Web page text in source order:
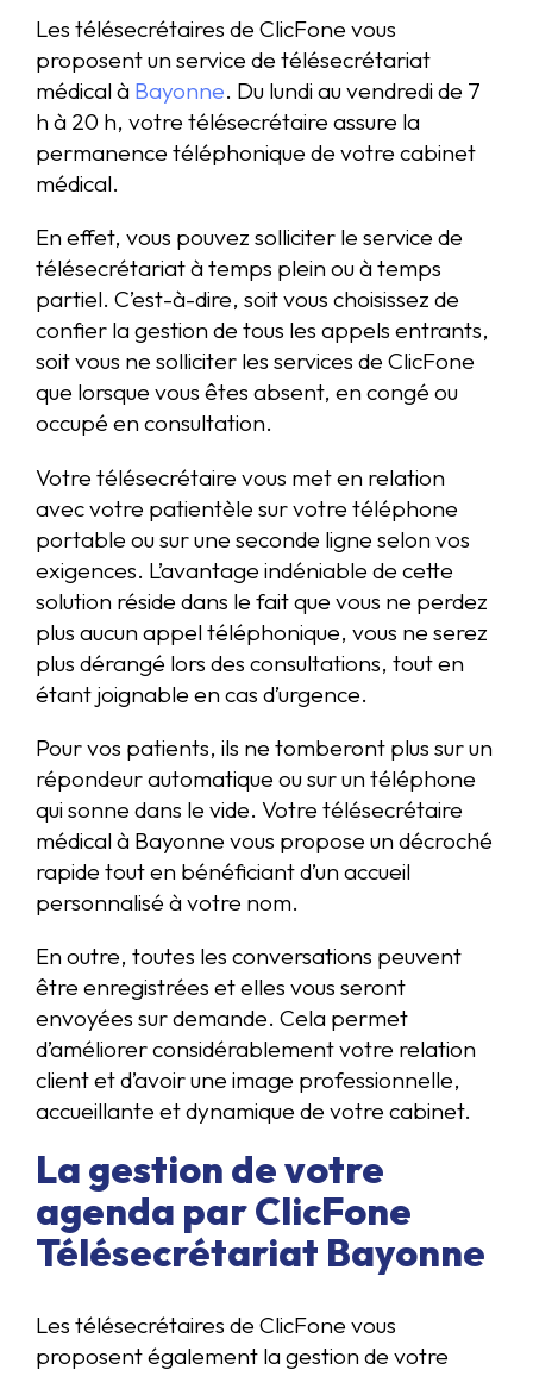
Les télésecrétaires de ClicFone vous
proposent un service de télésecrétariat
médical à Bayonne. Du lundi au vendredi de 7
h à 20 h, votre télésecrétaire assure la
permanence téléphonique de votre cabinet
médical.
En effet, vous pouvez solliciter le service de
télésecrétariat à temps plein ou à temps
partiel. C’est-à-dire, soit vous choisissez de
confier la gestion de tous les appels entrants,
soit vous ne solliciter les services de ClicFone
que lorsque vous êtes absent, en congé ou
occupé en consultation.
Votre télésecrétaire vous met en relation
avec votre patientèle sur votre téléphone
portable ou sur une seconde ligne selon vos
exigences. L’avantage indéniable de cette
solution réside dans le fait que vous ne perdez
plus aucun appel téléphonique, vous ne serez
plus dérangé lors des consultations, tout en
étant joignable en cas d’urgence.
Pour vos patients, ils ne tomberont plus sur un
répondeur automatique ou sur un téléphone
qui sonne dans le vide. Votre télésecrétaire
médical à Bayonne vous propose un décroché
rapide tout en bénéficiant d’un accueil
personnalisé à votre nom.
En outre, toutes les conversations peuvent
être enregistrées et elles vous seront
envoyées sur demande. Cela permet
d’améliorer considérablement votre relation
client et d’avoir une image professionnelle,
accueillante et dynamique de votre cabinet.
La gestion de votre
agenda par ClicFone
Télésecrétariat Bayonne
Les télésecrétaires de ClicFone vous
proposent également la gestion de votre